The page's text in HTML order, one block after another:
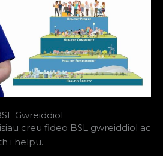
Gwreiddiol
creu fideo BSL gwreiddiol ac
i helpu.